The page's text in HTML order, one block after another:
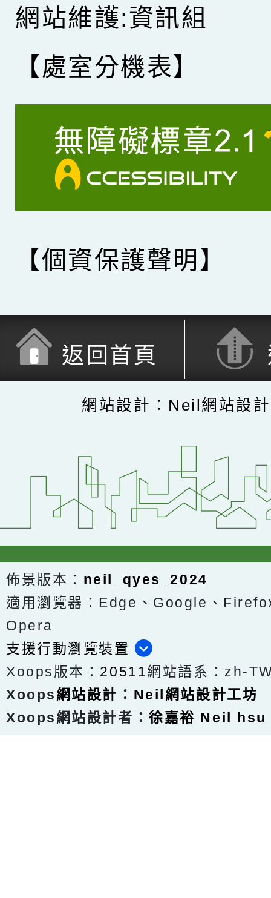
網站維護:資訊組
【處室分機表】
【個資保護聲明】
返回首頁
網站設計：Neil網站設
佈景版本： neil_qyes_2024
適用瀏覽器：Edge、Google、
Opera
支援行動瀏覽裝置
Xoops版本： 20511網站語系：zh-
Xoops網站設計 ： Neil網站設計工坊
Xoops網站設計者：徐嘉裕 Neil hsu